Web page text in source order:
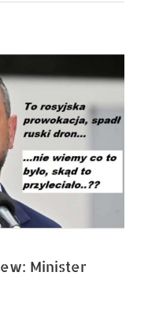
Minister